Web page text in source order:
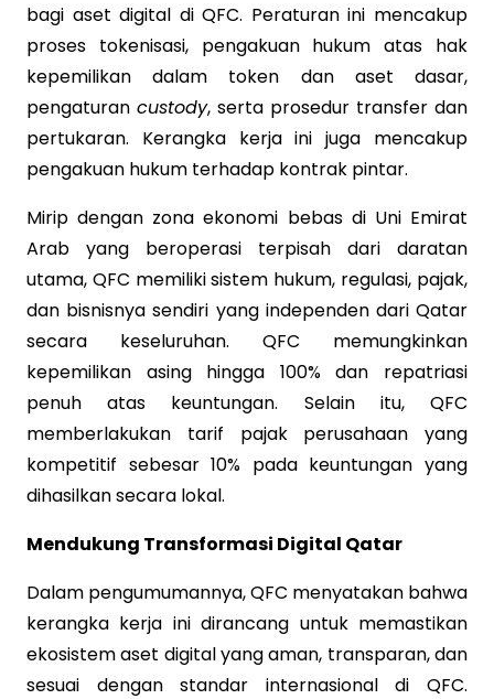
bagi aset digital di QFC. Peraturan ini mencakup
proses tokenisasi, pengakuan hukum atas hak
kepemilikan dalam token dan aset dasar,
pengaturan custody, serta prosedur transfer dan
pertukaran. Kerangka kerja ini juga mencakup
pengakuan hukum terhadap kontrak pintar.
Mirip dengan zona ekonomi bebas di Uni Emirat
Arab yang beroperasi terpisah dari daratan
utama, QFC memiliki sistem hukum, regulasi, pajak,
dan bisnisnya sendiri yang independen dari Qatar
secara keseluruhan. QFC memungkinkan
kepemilikan asing hingga 100% dan repatriasi
penuh atas keuntungan. Selain itu, QFC
memberlakukan tarif pajak perusahaan yang
kompetitif sebesar 10% pada keuntungan yang
dihasilkan secara lokal.
Mendukung Transformasi Digital Qatar
Dalam pengumumannya, QFC menyatakan bahwa
kerangka kerja ini dirancang untuk memastikan
ekosistem aset digital yang aman, transparan, dan
sesuai dengan standar internasional di QFC.